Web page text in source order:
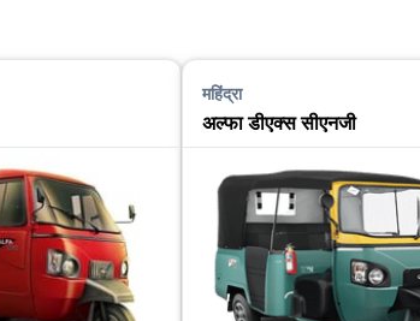
महिंद्रा
अल्फा डीएक्स सीएनजी